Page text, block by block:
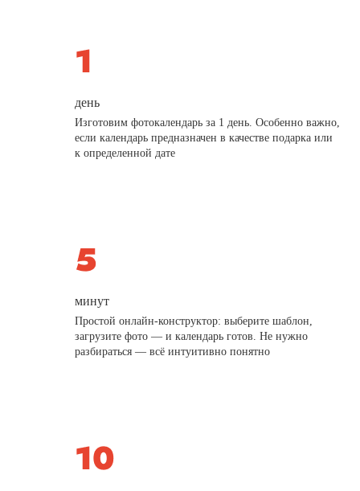
день
Изготовим фотокалендарь за 1 день. Особенно важно,
если календарь предназначен в качестве подарка или
к определенной дате
минут
Простой онлайн-конструктор: выберите шаблон,
загрузите фото — и календарь готов. Не нужно
разбираться — всё интуитивно понятно